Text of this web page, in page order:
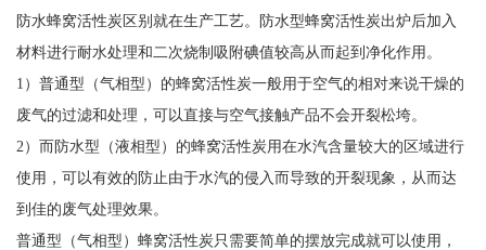
防水蜂窝活性炭区别就在生产工艺。防水型蜂窝活性炭出炉后加入
材料进行耐水处理和二次烧制吸附碘值较高从而起到净化作用。
1）普通型（气相型）的蜂窝活性炭一般用于空气的相对来说干燥的
废气的过滤和处理，可以直接与空气接触产品不会开裂松垮。
2）而防水型（液相型）的蜂窝活性炭用在水汽含量较大的区域进行
使用，可以有效的防止由于水汽的侵入而导致的开裂现象，从而达
到佳的废气处理效果。
普通型（气相型）蜂窝活性炭只需要简单的摆放完成就可以使用，